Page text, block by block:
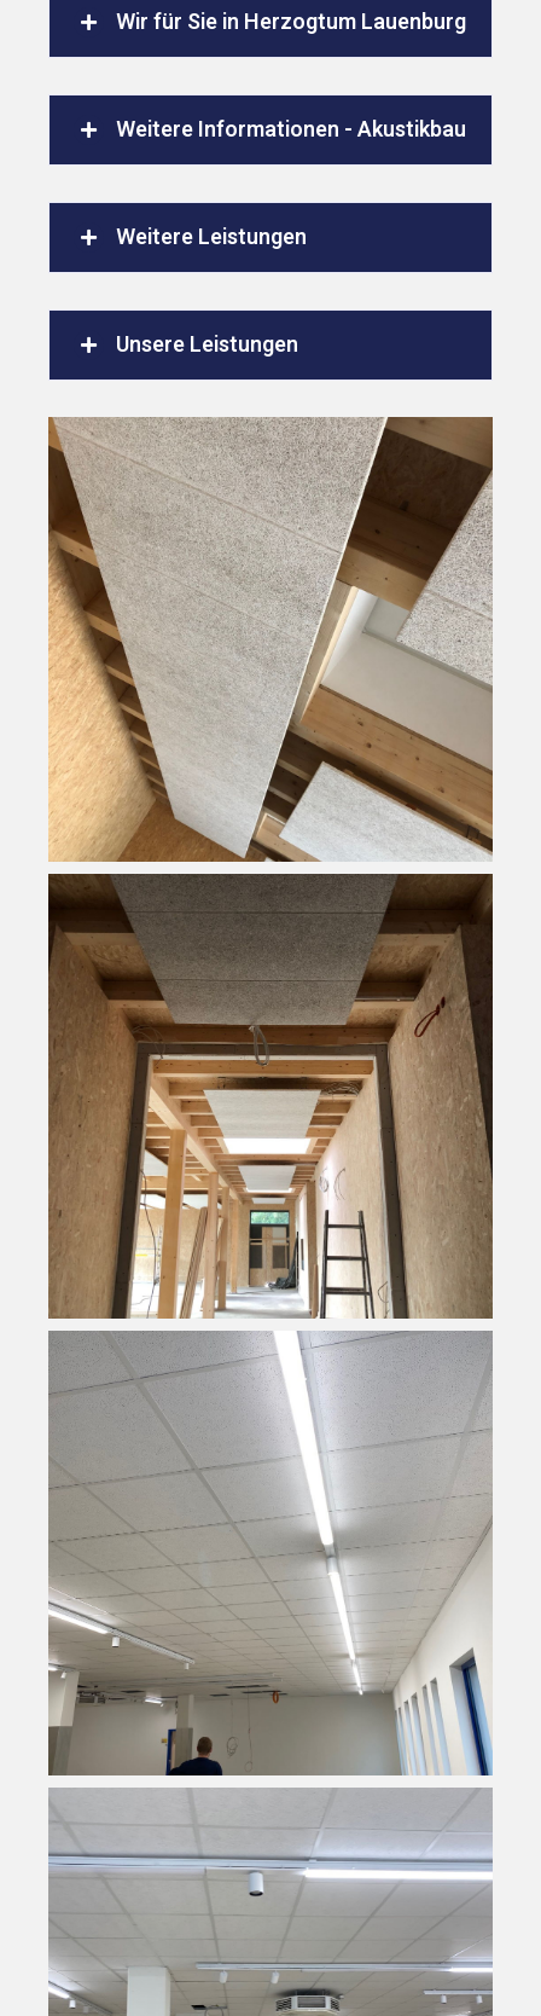
Wir für Sie in Herzogtum Lauenburg
Weitere Informationen - Akustikbau
Weitere Leistungen
Unsere Leistungen